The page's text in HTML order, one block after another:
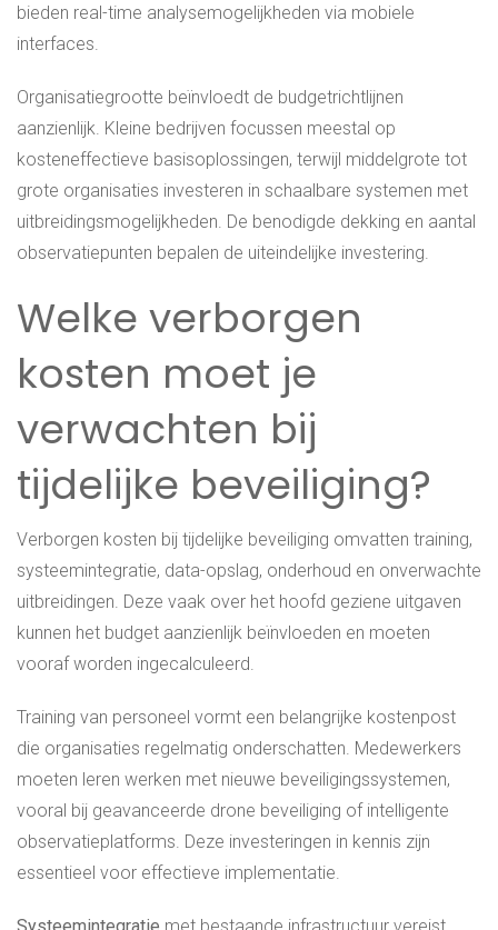
bieden real-time analysemogelijkheden via mobiele
interfaces.
Organisatiegrootte beïnvloedt de budgetrichtlijnen
aanzienlijk. Kleine bedrijven focussen meestal op
kosteneffectieve basisoplossingen, terwijl middelgrote tot
grote organisaties investeren in schaalbare systemen met
uitbreidingsmogelijkheden. De benodigde dekking en aantal
observatiepunten bepalen de uiteindelijke investering.
Welke verborgen
kosten moet je
verwachten bij
tijdelijke beveiliging?
Verborgen kosten bij tijdelijke beveiliging omvatten training,
systeemintegratie, data-opslag, onderhoud en onverwachte
uitbreidingen. Deze vaak over het hoofd geziene uitgaven
kunnen het budget aanzienlijk beïnvloeden en moeten
vooraf worden ingecalculeerd.
Training van personeel vormt een belangrijke kostenpost
die organisaties regelmatig onderschatten. Medewerkers
moeten leren werken met nieuwe beveiligingssystemen,
vooral bij geavanceerde drone beveiliging of intelligente
observatieplatforms. Deze investeringen in kennis zijn
essentieel voor effectieve implementatie.
Systeemintegratie met bestaande infrastructuur vereist